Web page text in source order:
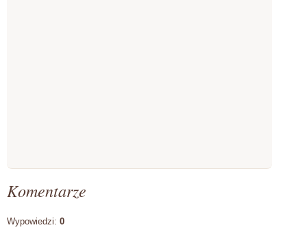
Komentarze
Wypowiedzi: 0